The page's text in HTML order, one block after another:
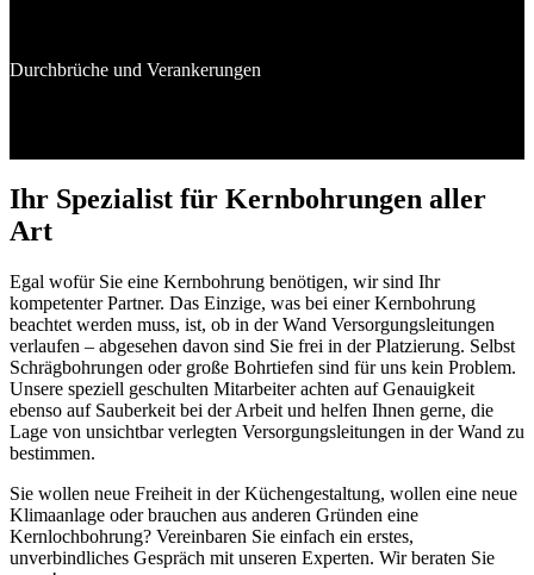
Durchbrüche und Verankerungen
Ihr Spezialist für Kernbohrungen aller
Art
Egal wofür Sie eine Kernbohrung benötigen, wir sind Ihr
kompetenter Partner. Das Einzige, was bei einer Kernbohrung
beachtet werden muss, ist, ob in der Wand Versorgungsleitungen
verlaufen – abgesehen davon sind Sie frei in der Platzierung. Selbst
Schrägbohrungen oder große Bohrtiefen sind für uns kein Problem.
Unsere speziell geschulten Mitarbeiter achten auf Genauigkeit
ebenso auf Sauberkeit bei der Arbeit und helfen Ihnen gerne, die
Lage von unsichtbar verlegten Versorgungsleitungen in der Wand zu
bestimmen.
Sie wollen neue Freiheit in der Küchengestaltung, wollen eine neue
Klimaanlage oder brauchen aus anderen Gründen eine
Kernlochbohrung? Vereinbaren Sie einfach ein erstes,
unverbindliches Gespräch mit unseren Experten. Wir beraten Sie